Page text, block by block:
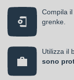
Compila
grenke.
Utilizza il
sono